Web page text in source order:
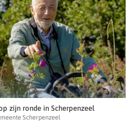
zijn ronde in Scherpenzeel
Scherpenzeel